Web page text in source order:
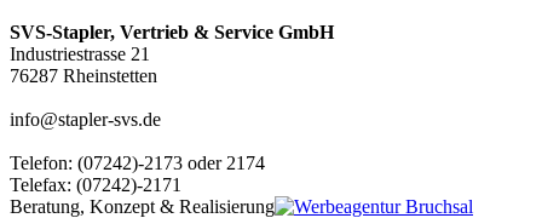
SVS-Stapler, Vertrieb & Service GmbH
Industriestrasse 21
76287 Rheinstetten
info@stapler-svs.de
Telefon: (07242)-2173 oder 2174
Telefax: (07242)-2171
Beratung, Konzept & Realisierung